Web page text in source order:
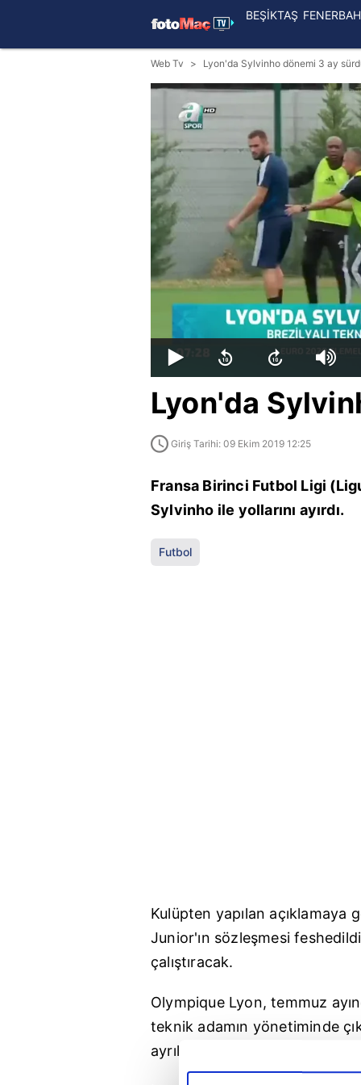
BEŞİKTAŞ
Web Tv Lyon'da Sylvinho dönemi 3 ay
Lyon'da
Giriş Tarihi: 09 Ekim 2019 12:25
Fransa Birinci Futbol Ligi
Sylvinho ile yollarını ayırdı.
Futbol
Kulüpten yapılan açıklamaya
Junior'ın sözleşmesi
çalıştıracak.
Olympique Lyon, temmuz
teknik adamın yönetiminde
ayrıldı.